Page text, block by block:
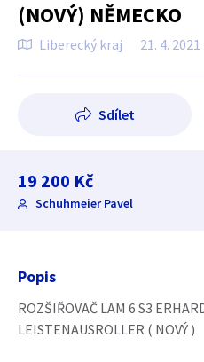
(NOVÝ) NĚMECKO
Liberecký kraj 21. 4.
Sdílet
19 200 Kč
Schuhmeier Pavel
Popis
ROZŠIŘOVAČ LAM 6 S3
LEISTENAUSROLLER ( NOVÝ )